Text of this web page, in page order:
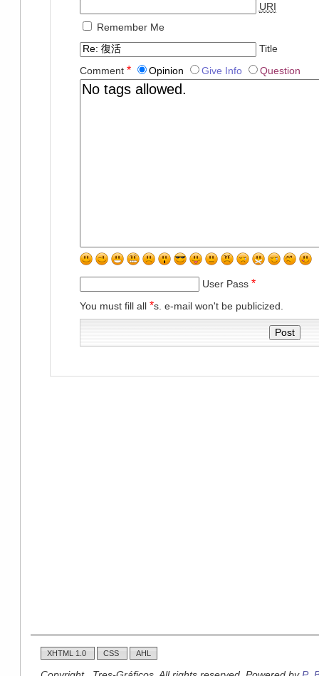
URI
Remember Me
Title
Comment * Opinion Give Info Question
User Pass *
You must fill all *s. e-mail won't be publicized.
XHTML 1.0 CSS AHL